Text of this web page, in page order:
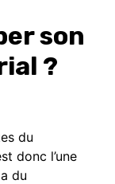
son
?
du
donc l’une
du